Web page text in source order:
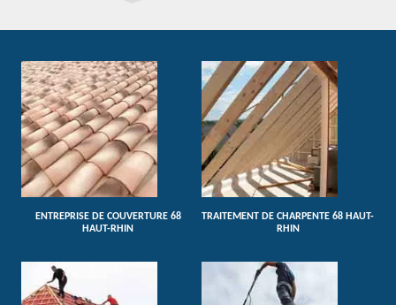
ENTREPRISE DE COUVERTURE 68
HAUT-RHIN
TRAITEMENT DE CHARPENTE 68 HAUT-
RHIN